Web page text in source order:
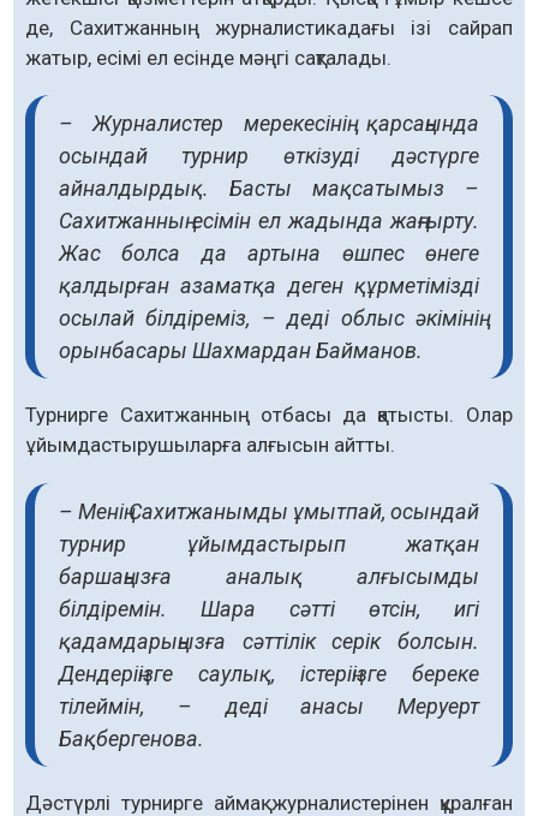
де, Сахитжанның журналистикадағы ізі сайрап
жатыр, есімі ел есінде мәңгі сақталады.
– Журналистер мерекесінің қарсаңында
осындай турнир өткізуді дәстүрге
айналдырдық. Басты мақсатымыз –
Сахитжанның есімін ел жадында жаңғырту.
Жас болса да артына өшпес өнеге
қалдырған азаматқа деген құрметімізді
осылай білдіреміз, – деді облыс әкімінің
орынбасары Шахмардан Байманов.
Турнирге Сахитжанның отбасы да қатысты. Олар
ұйымдастырушыларға алғысын айтты.
– Менің Сахитжанымды ұмытпай, осындай
турнир ұйымдастырып жатқан
баршаңызға аналық алғысымды
білдіремін. Шара сәтті өтсін, игі
қадамдарыңызға сәттілік серік болсын.
Дендеріңізге саулық, істеріңізге береке
тілеймін, – деді анасы Меруерт
Бақбергенова.
Дәстүрлі турнирге аймақ журналистерінен құралған